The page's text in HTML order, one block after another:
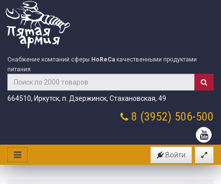
Снабжение компаний сферы HoReCa качественными продуктами
питания
664510, Иркутск, п. Дзержинск, Стахановская, 49
8 (3952) 506-500
Войти